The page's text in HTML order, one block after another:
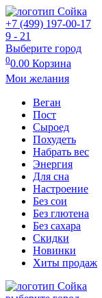
+7 (499) 197-00-17
9 - 21
Выберите город
00.00 Корзина
Мои желания
Веган
Пост
Сыроед
Похудеть
Набрать вес
Энергия
Для сна
Настроение
Без сои
Без глютена
Без сахара
Скидки
Новинки
Хиты продаж